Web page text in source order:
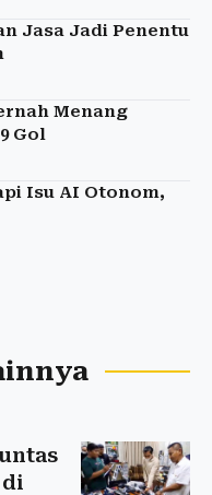
Jasa Jadi Penentu
Menang
Gol
Isu AI Otonom,
di